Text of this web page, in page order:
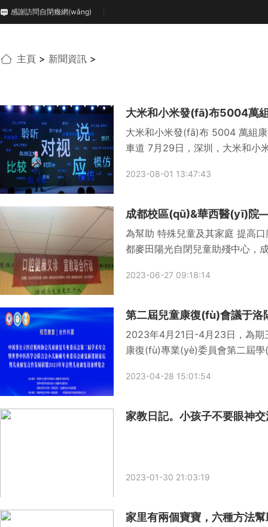
感謝訪問自閉癥網(wǎng)
主頁 > 新聞資訊 >
大米和小米發(fā)布 5004 萬組康
車道 7月29日，深圳，大米和小
2023-08-01 13:47:43
成都校區(qū)&華西醫(yī)院
為幫助 特殊兒童及其家庭 提高口
都麥田陽光自閉兒童助殘中心
2023-06-27 09:18:14
第二屆兒童康復(fù)會議于洛
2023年4月21日-4月23日，為
康復(fù)專業(yè)委員會第二屆
(lián)盟2
2023-04-28 15:01:54
2023-01-30 21:03:19